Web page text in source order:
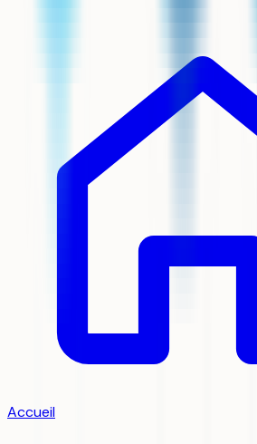
Accueil